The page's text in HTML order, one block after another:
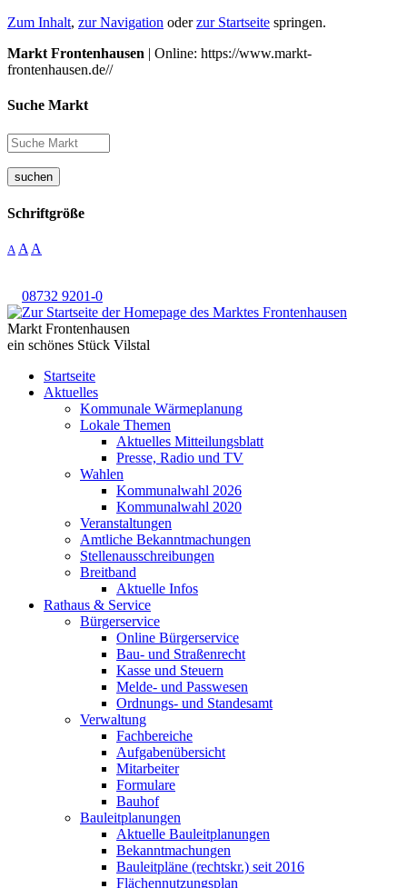
Zum Inhalt, zur Navigation oderzur Startseite springen.
Markt Frontenhausen | Online: https://www.markt-
frontenhausen.de//
Suche Markt
suchen
Schriftgröße
A A A
08732 9201-0
Markt Frontenhausen
ein schönes Stück Vilstal
Startseite
Aktuelles
Kommunale Wärmeplanung
Lokale Themen
Aktuelles Mitteilungsblatt
Presse, Radio und TV
Wahlen
Kommunalwahl 2026
Kommunalwahl 2020
Veranstaltungen
Amtliche Bekanntmachungen
Stellenausschreibungen
Breitband
Aktuelle Infos
Rathaus & Service
Bürgerservice
Online Bürgerservice
Bau- und Straßenrecht
Kasse und Steuern
Melde- und Passwesen
Ordnungs- und Standesamt
Verwaltung
Fachbereiche
Aufgabenübersicht
Mitarbeiter
Formulare
Bauhof
Bauleitplanungen
Aktuelle Bauleitplanungen
Bekanntmachungen
Bauleitpläne (rechtskr.) seit 2016
Flächennutzungsplan